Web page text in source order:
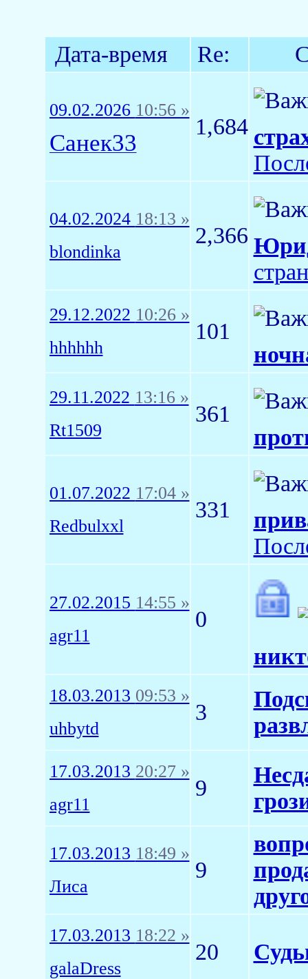
Дата-время Re:
09.02.2026 10:56 »
Санек33
1,684
04.02.2024 18:13 »
blondinka
2,366
29.12.2022 10:26 »
hhhhhh
101
29.11.2022 13:16 »
Rt1509
361
01.07.2022 17:04 »
Redbulxxl
331
27.02.2015 14:55 »
agr11
0
18.03.2013 09:53 »
uhbytd
3
17.03.2013 20:27 »
agr11
9
17.03.2013 18:49 »
Лиса
9
17.03.2013 18:22 »
galaDress
20